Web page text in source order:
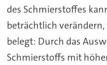
des Schmierstoffes
beträchtlich
belegt: Durch das
Schmierstoffs mit